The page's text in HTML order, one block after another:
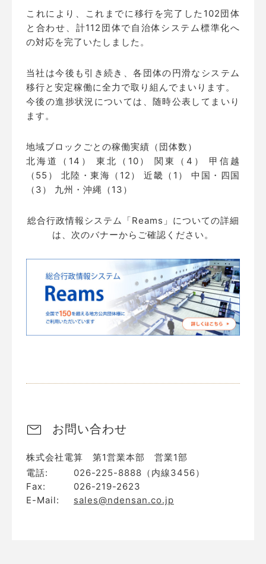
これにより、これまでに移行を完了した102団体
と合わせ、計112団体で自治体システム標準化へ
の対応を完了いたしました。
当社は今後も引き続き、各団体の円滑なシステム
移行と安定稼働に全力で取り組んでまいります。
今後の進捗状況については、随時公表してまいり
ます。
地域ブロックごとの稼働実績（団体数）
北海道（14） 東北（10） 関東（4） 甲信越
（55） 北陸・東海（12） 近畿（1） 中国・四国
（3） 九州・沖縄（13）
総合行政情報システム「Reams」についての詳細
は、次のバナーからご確認ください。
お問い合わせ
株式会社電算 第1営業本部 営業1部
電話:
026-225-8888（内線3456）
Fax:
026-219-2623
E-Mail:
sales@ndensan.co.jp